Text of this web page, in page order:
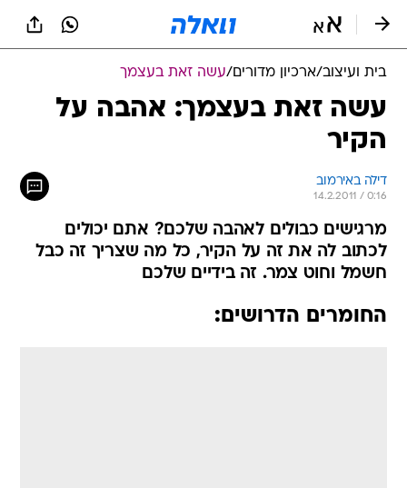
בית ועיצוב/ארכיון מדורים/עשה זאת בעצמך
עשה זאת בעצמך: אהבה על
הקיר
דילה באירמוב
14.2.2011 / 0:16
מרגישים כבולים לאהבה שלכם? אתם יכולים
לכתוב לה את זה על הקיר, כל מה שצריך זה כבל
חשמל וחוט צמר. זה בידיים שלכם
החומרים הדרושים: